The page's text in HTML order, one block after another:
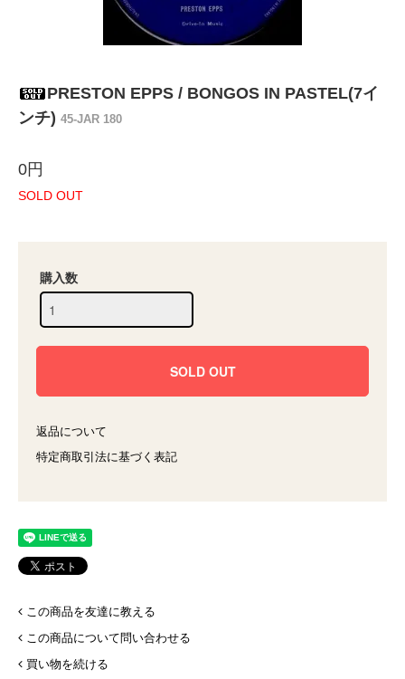
PRESTON EPPS / BONGOS IN PASTEL(7イ
ンチ) 45-JAR 180
0円
SOLD OUT
購入数
返品について
特定商取引法に基づく表記
この商品を友達に教える
この商品について問い合わせる
買い物を続ける